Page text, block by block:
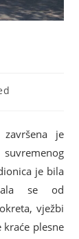
je
je bila
se od
vježbi
plesne